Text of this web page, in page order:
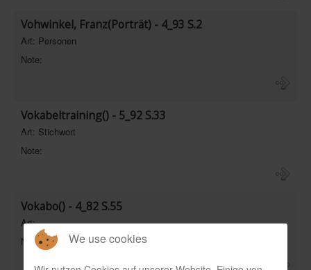
Vohwinkel, Franz(Porträt) - 4_93 S.2
Art: Personen
Note:
Vokabeltraining() - 5_92 S.33
Art: Stichwort
Note:
Vokabo() - 4_82 S.55
Art:
Note:
We use cookies